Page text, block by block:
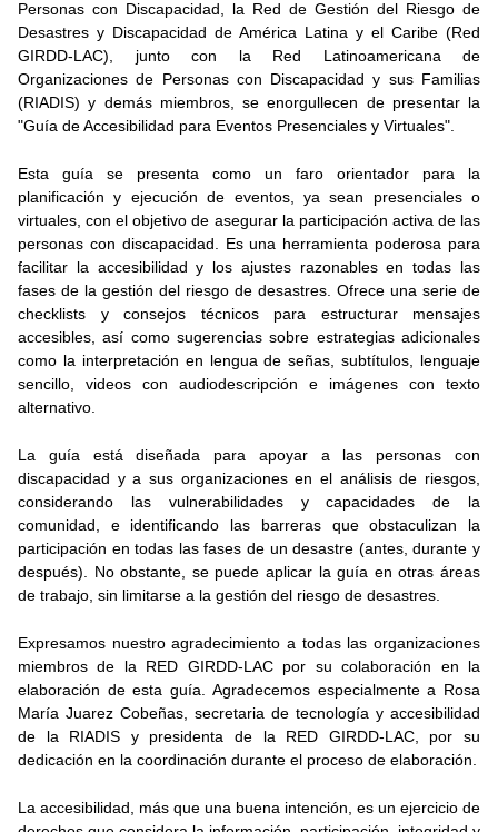
Personas con Discapacidad, la Red de Gestión del Riesgo de
Desastres y Discapacidad de América Latina y el Caribe (Red
GIRDD-LAC), junto con la Red Latinoamericana de
Organizaciones de Personas con Discapacidad y sus Familias
(RIADIS) y demás miembros, se enorgullecen de presentar la
"Guía de Accesibilidad para Eventos Presenciales y Virtuales".
Esta guía se presenta como un faro orientador para la
planificación y ejecución de eventos, ya sean presenciales o
virtuales, con el objetivo de asegurar la participación activa de las
personas con discapacidad. Es una herramienta poderosa para
facilitar la accesibilidad y los ajustes razonables en todas las
fases de la gestión del riesgo de desastres. Ofrece una serie de
checklists y consejos técnicos para estructurar mensajes
accesibles, así como sugerencias sobre estrategias adicionales
como la interpretación en lengua de señas, subtítulos, lenguaje
sencillo, videos con audiodescripción e imágenes con texto
alternativo.
La guía está diseñada para apoyar a las personas con
discapacidad y a sus organizaciones en el análisis de riesgos,
considerando las vulnerabilidades y capacidades de la
comunidad, e identificando las barreras que obstaculizan la
participación en todas las fases de un desastre (antes, durante y
después). No obstante, se puede aplicar la guía en otras áreas
de trabajo, sin limitarse a la gestión del riesgo de desastres.
Expresamos nuestro agradecimiento a todas las organizaciones
miembros de la RED GIRDD-LAC por su colaboración en la
elaboración de esta guía. Agradecemos especialmente a Rosa
María Juarez Cobeñas, secretaria de tecnología y accesibilidad
de la RIADIS y presidenta de la RED GIRDD-LAC, por su
dedicación en la coordinación durante el proceso de elaboración.
La accesibilidad, más que una buena intención, es un ejercicio de